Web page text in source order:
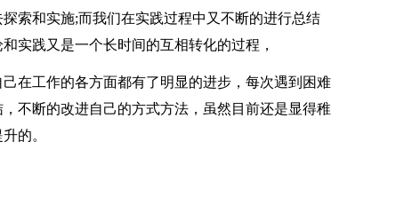
索和实施;而我们在实践过程中又不断的进行总结
实践又是一个长时间的互相转化的过程，
工作的各方面都有了明显的进步，每次遇到困难
不断的改进自己的方式方法，虽然目前还是显得稚
的。